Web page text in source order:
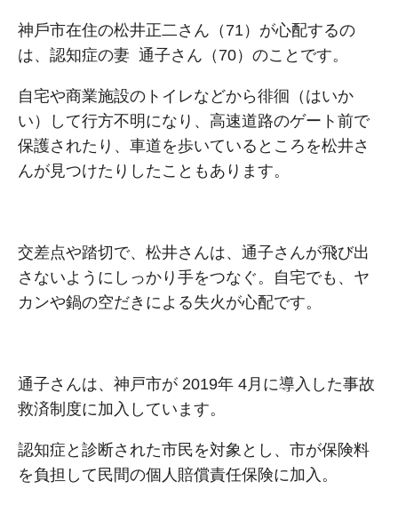
神⼾市在住の松井正⼆さん（71）が⼼配するの
は、認知症の妻 通⼦さん（70）のことです。
⾃宅や商業施設のトイレなどから徘徊（はいか
い）して⾏⽅不明になり、⾼速道路のゲート前で
保護されたり、⾞道を歩いているところを松井さ
んが⾒つけたりしたこともあります。
交差点や踏切で、松井さんは、通⼦さんが⾶び出
さないようにしっかり⼿をつなぐ。⾃宅でも、ヤ
カンや鍋の空だきによる失⽕が⼼配です。
通⼦さんは、神戸市が 2019年 4⽉に導⼊した事故
救済制度に加⼊しています。
認知症と診断された市⺠を対象とし、市が保険料
を負担して⺠間の個⼈賠償責任保険に加⼊。